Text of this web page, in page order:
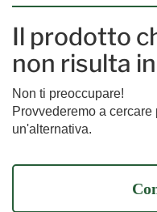
Il prodotto
non risulta
Non ti preoccupare!
Provvederemo a
un'alternativa.